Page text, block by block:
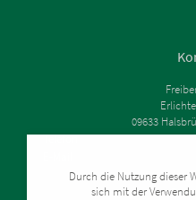
09633
Telefon
Durch die Nutzung dieser
sich mit der